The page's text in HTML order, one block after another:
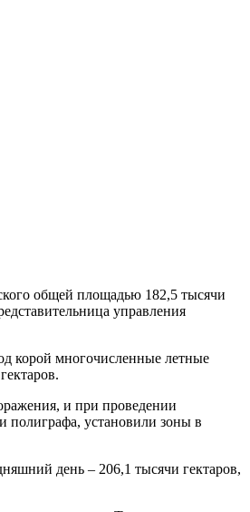
общей площадью 182,5 тысячи
управления
корой многочисленные летные
и при проведении
полиграфа, установили зоны в
день – 206,1 тысячи гектаров,